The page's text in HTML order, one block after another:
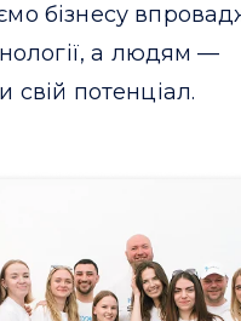
бізнесу
а людям —
свій потенціал.